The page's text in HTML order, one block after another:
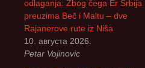
а
:
odlaganja: Zbog čega Er Srbija
preuzima Beč i Maltu – dve
Rajanerove rute iz Niša
10. августа 2026.
Petar Vojinovic